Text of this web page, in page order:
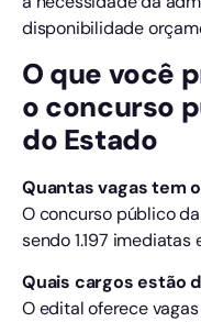
disponibilidade
O que você
o concurso
do Estado
Quantas vagas tem
O concurso público
sendo 1.197
Quais cargos estão
O edital oferece